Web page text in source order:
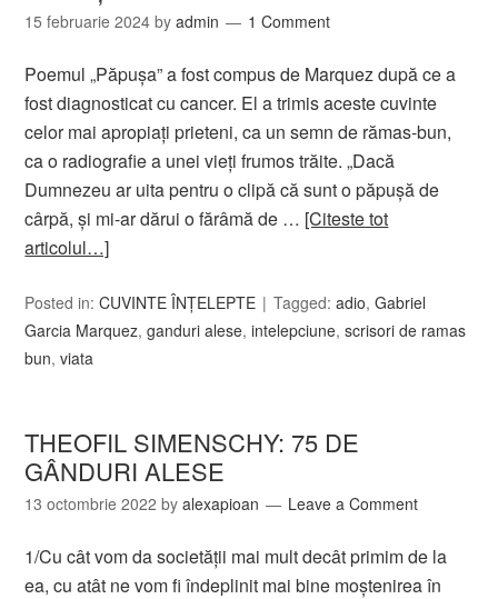
15 februarie 2024 byadmin 1 Comment
Poemul „Păpuşa” a fost compus de Marquez după ce a
fost diagnosticat cu cancer. El a trimis aceste cuvinte
celor mai apropiaţi prieteni, ca un semn de rămas-bun,
ca o radiografie a unei vieţi frumos trăite. „Dacă
Dumnezeu ar uita pentru o clipă că sunt o păpușă de
cârpă, și mi-ar dărui o fărâmă de … [Citeste tot
articolul…]
Posted in:CUVINTE ÎNȚELEPTE Tagged:adio,Gabriel
Garcia Marquez,ganduri alese,intelepciune,scrisori de ramas
bun,viata
THEOFIL SIMENSCHY: 75 DE
GÂNDURI ALESE
13 octombrie 2022 byalexapioan Leave a Comment
1/Cu cât vom da societăţii mai mult decât primim de la
ea, cu atât ne vom fi îndeplinit mai bine moştenirea în